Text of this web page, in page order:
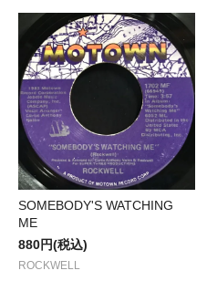
SOMEBODY'S WATCHING
ME
880円(税込)
ROCKWELL